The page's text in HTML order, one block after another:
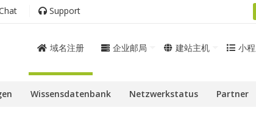
Support
域名注册 企业邮局 建站主机 小
Wissensdatenbank Netzwerkstatus Partner